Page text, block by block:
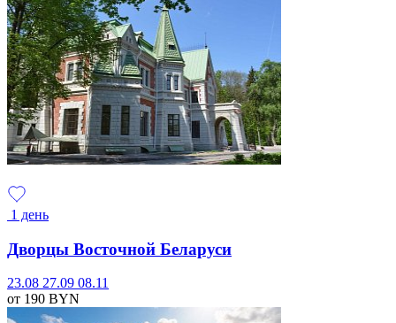
1 день
Дворцы Восточной Беларуси
23.08 27.09 08.11
от 190 BYN